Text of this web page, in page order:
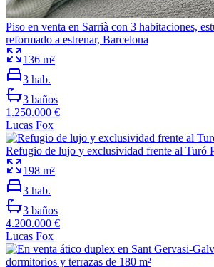
Piso en venta en Sarrià con 3 habitaciones,
reformado a estrenar, Barcelona
136 m²
3 hab.
3 baños
1.250.000 €
Lucas Fox
Refugio de lujo y exclusividad frente al Turó
198 m²
3 hab.
3 baños
4.200.000 €
Lucas Fox